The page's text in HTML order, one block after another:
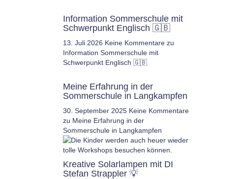
Information Sommerschule mit
Schwerpunkt Englisch 🇬🇧
13. Juli 2026 Keine Kommentarezu
Information Sommerschule mit
Schwerpunkt Englisch 🇬🇧
Meine Erfahrung in der
Sommerschule in Langkampfen
30. September 2025 Keine Kommentare
zu Meine Erfahrung in der
Sommerschule in Langkampfen
Kreative Solarlampen mit DI
Stefan Strappler 💡